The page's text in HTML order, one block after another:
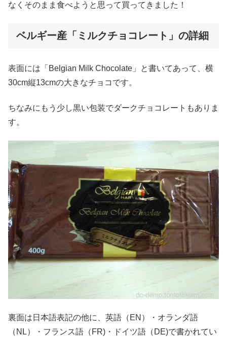
なくそのまま食べようと思って買ってきました！
ベルギー産「ミルクチョコレート」の詳細
表面には「Belgian Milk Chocolate」と書いてあって、横
30cm縦13cmの大きなチョコです。
ちなみにもう少し黒い包装でダークチョコレートもありま
す。
裏面は日本語表記の他に、英語（EN）・オランダ語
（NL）・フランス語（FR)・ドイツ語（DE)で書かれてい